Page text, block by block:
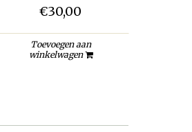
€30,00
Toevoegen aan
winkelwagen